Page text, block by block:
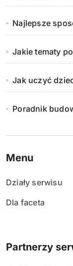
Najlepsze
Jakie tematy
Jak uczyć
Poradnik
Menu
Działy serwisu
Dla faceta
Partnerzy